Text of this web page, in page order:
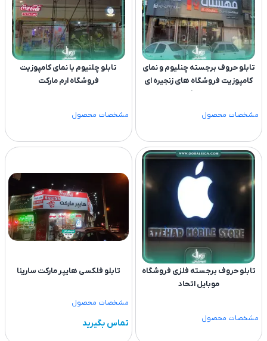
تابلو حروف برجسته چنلیوم و نمای
کامپوزیت فروشگاه های زنجیره ای
مهستان
مشخصات محصول
تابلو چلنیوم با نمای کامپوزیت
فروشگاه ارم مارکت
مشخصات محصول
تابلو حروف برجسته فلزی فروشگاه
موبایل اتحاد
مشخصات محصول
تابلو فلکسی هایپر مارکت سارینا
مشخصات محصول
تماس بگیرید